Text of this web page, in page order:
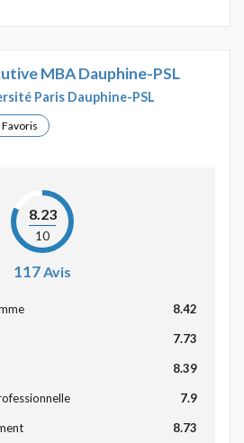
MBA Dauphine-PSL
Paris Dauphine-PSL
Favoris
8.23
10
117Avis
8.42
7.73
8.39
7.9
8.73